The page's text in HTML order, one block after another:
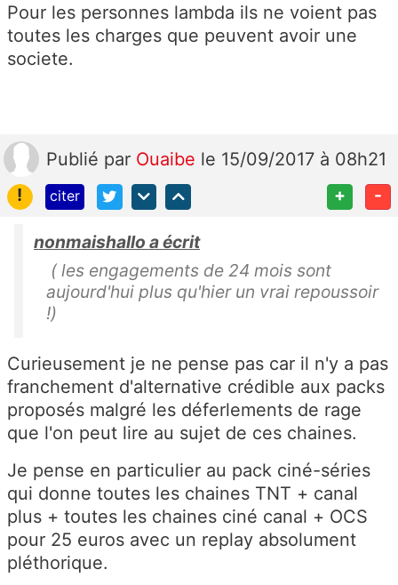
Pour les personnes lambda ils ne voient pas
toutes les charges que peuvent avoir une
societe.
Publié par Ouaibe le 15/09/2017 à 08h21
!
citer + -
nonmaishallo a écrit
( les engagements de 24 mois sont
aujourd'hui plus qu'hier un vrai repoussoir
!)
Curieusement je ne pense pas car il n'y a pas
franchement d'alternative crédible aux packs
proposés malgré les déferlements de rage
que l'on peut lire au sujet de ces chaines.
Je pense en particulier au pack ciné-séries
qui donne toutes les chaines TNT + canal
plus + toutes les chaines ciné canal + OCS
pour 25 euros avec un replay absolument
pléthorique.